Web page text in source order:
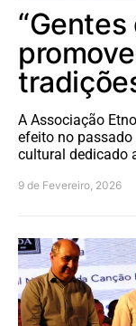
“Gentes
A Associação
efeito no passado
cultural dedicado
9 de Fevereiro, 2026